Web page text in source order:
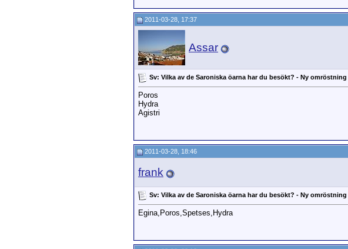
2011-03-28, 17:37
Assar
Sv: Vilka av de Saroniska öarna har du besökt? - Ny omröstning
Poros
Hydra
Agistri
2011-03-28, 18:46
frank
Sv: Vilka av de Saroniska öarna har du besökt? - Ny omröstning
Egina,Poros,Spetses,Hydra